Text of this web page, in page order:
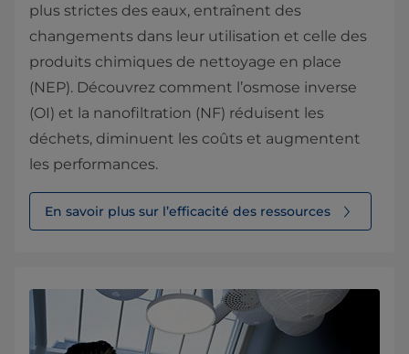
plus strictes des eaux, entraînent des
changements dans leur utilisation et celle des
produits chimiques de nettoyage en place
(NEP). Découvrez comment l’osmose inverse
(OI) et la nanofiltration (NF) réduisent les
déchets, diminuent les coûts et augmentent
les performances.
En savoir plus sur l’efficacité des ressources